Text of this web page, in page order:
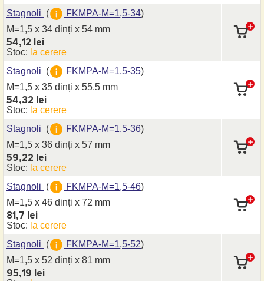
Stagnoli ( FKMPA-M=1,5-34)
M=1,5 x 34 dinți x 54 mm
54,12 lei
Stoc: la cerere
Stagnoli ( FKMPA-M=1,5-35)
M=1,5 x 35 dinți x 55.5 mm
54,32 lei
Stoc: la cerere
Stagnoli ( FKMPA-M=1,5-36)
M=1,5 x 36 dinți x 57 mm
59,22 lei
Stoc: la cerere
Stagnoli ( FKMPA-M=1,5-46)
M=1,5 x 46 dinți x 72 mm
81,7 lei
Stoc: la cerere
Stagnoli ( FKMPA-M=1,5-52)
M=1,5 x 52 dinți x 81 mm
95,19 lei